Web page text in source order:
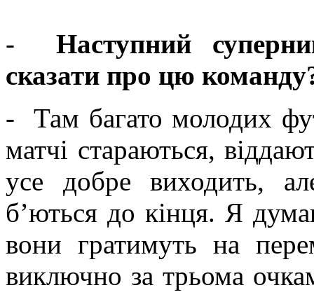
-Наступний
сказати про цю
- Там багато молодих
матчі стараються,
усе добре виходить,
б’ються до кінця. Я
вони гратимуть на
виключно за трьома